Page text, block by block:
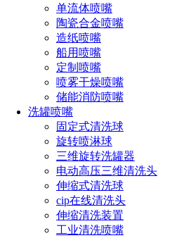
单流体喷嘴
陶瓷合金喷嘴
造纸喷嘴
船用喷嘴
定制喷嘴
喷雾干燥喷嘴
储能消防喷嘴
洗罐喷嘴
固定式清洗球
旋转喷淋球
三维旋转洗罐器
电动高压三维清洗头
伸缩式清洗球
cip在线清洗头
伸缩清洗装置
工业清洗喷嘴